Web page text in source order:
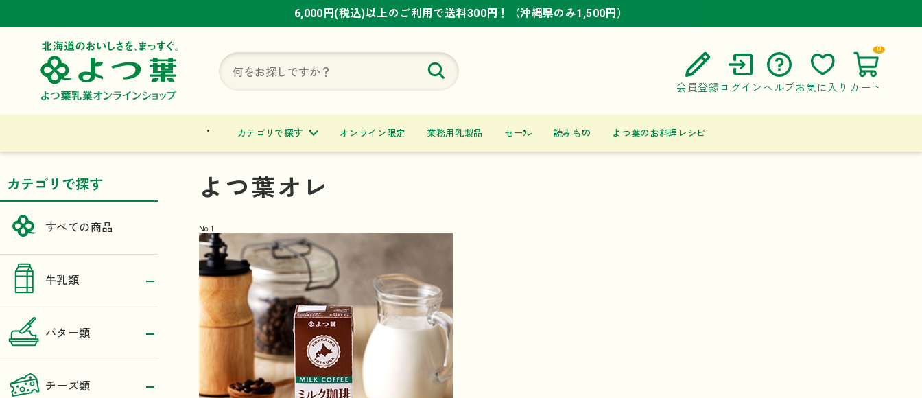
6,000円(税込)以上のご利用で送料300円！（沖縄県のみ1,500円）
6,000円(税込)以上のご利用で送料300円！（沖縄県のみ1,500円）
6,000円(税込)以上のご利用で送料300円！（沖縄県のみ1,500円）
会員登録 ログイン ヘルプ
ご利用ガイド
お問い合わせ
お気に入り カート
0
カテゴリで探す オンライン限定 業務用乳製品 セール 読みもの よつ葉のお料理レシピ
カテゴリで探す
すべての商品
牛乳類
バター類
チーズ類
よつ葉オレ
No. 1